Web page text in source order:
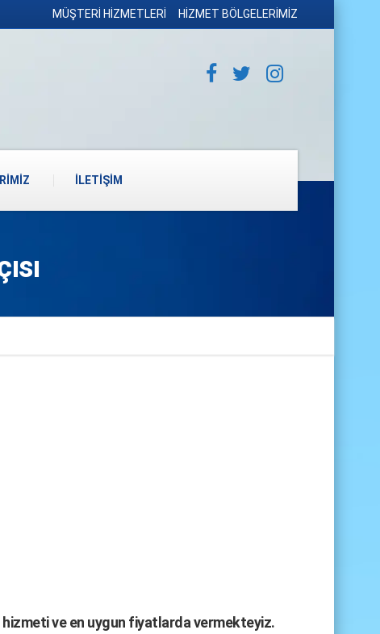
MÜŞTERİ HİZMETLERİ HİZMET BÖLGELERİMİZ
İLETİŞİM
ve en uygun fiyatlarda vermekteyiz.